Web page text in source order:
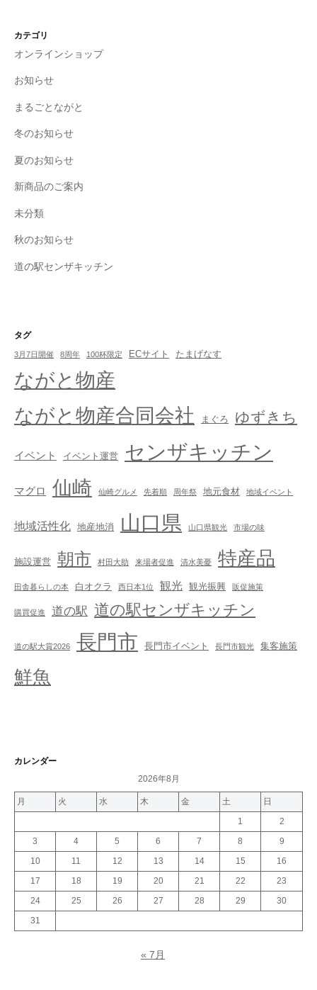
カテゴリ
オンラインショップ
お知らせ
まるごとながと
冬のお知らせ
夏のお知らせ
新商品のご案内
未分類
秋のお知らせ
道の駅センザキッチン
タグ
3月7日開催 8周年 100杯限定 ECサイト たまげなす
ながと物産
ながと物産合同会社
まぐろ ゆずきち
イベント イベント運営 センザキッチン
マグロ 仙崎 仙崎グルメ 先着順 周年祭 地元食材 地域イベント
地域活性化 地産地消 山口県 山口県観光 市場の味
施設運営 朝市 村田大助 来場者促進 清水美憂 特産品
田舎暮らしの本 白オクラ 西日本1位 観光 観光振興 販促施策
購買促進 道の駅 道の駅センザキッチン
道の駅大賞2026 長門市 長門市イベント 長門市観光 集客施策
鮮魚
カレンダー
2026年8月
月 火 水 木 金 土
日
1
2
3
4 5 6 7 8
9
10
11 12 13 14 15
16
17
18 19 20 21 22
23
24
25 26 27 28 29
30
31
« 7月